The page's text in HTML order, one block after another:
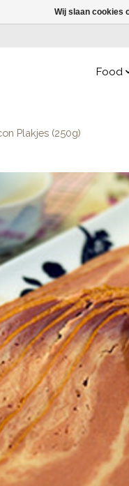
Food
Plakjes (250g)
Items
Wij slaan cookies